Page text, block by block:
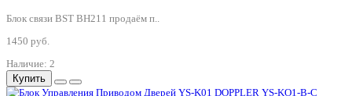
Блок связи BST BH211 продаём п..
1450 руб.
Наличие: 2
Купить